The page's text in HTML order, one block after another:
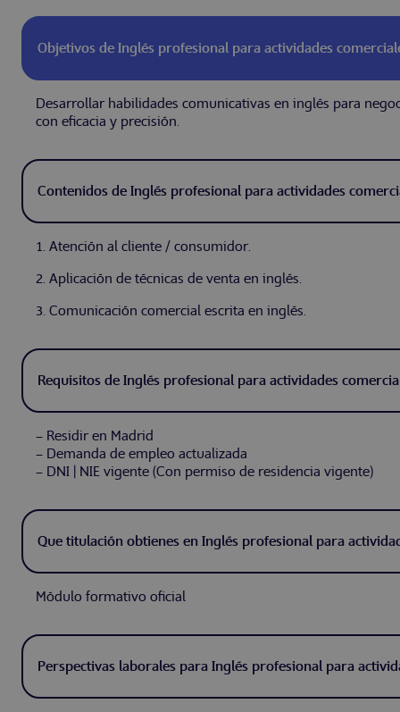
Objetivos de Inglés profesional para actividades
Desarrollar habilidades comunicativas en inglés para
con eficacia y precisión.
Contenidos de Inglés profesional para actividades
1. Atención al cliente / consumidor.
2. Aplicación de técnicas de venta en inglés.
3. Comunicación comercial escrita en inglés.
Requisitos de Inglés profesional para actividades
– Residir en Madrid
– Demanda de empleo actualizada
– DNI | NIE vigente (Con permiso de residencia vigente)
Que titulación obtienes en Inglés profesional para
Módulo formativo oficial
Perspectivas laborales para Inglés profesional para